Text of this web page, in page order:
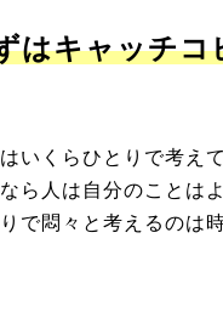
はキャッチコ
いくらひとりで考え
ら人は自分のことは
で悶々と考えるのは